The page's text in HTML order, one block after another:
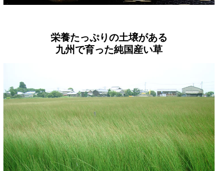
栄養たっぷりの土壌がある
九州で育った純国産い草